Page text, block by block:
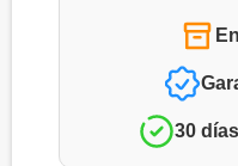
30